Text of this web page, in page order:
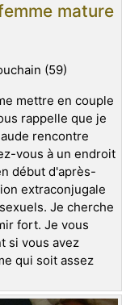
mature
(59)
mettre en couple
rappelle que je
rencontre
vous à un endroit
début d'après-
extraconjugale
Je cherche
fort. Je vous
si vous avez
qui soit assez